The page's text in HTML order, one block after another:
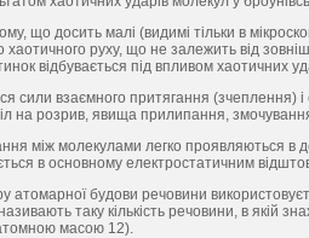
що досить малі (видимі тільки в
руху, що не залежить від
відбувається під впливом хаотичних
взаємного притягання (зчеплення)
на розрив, явища прилипання,
між молекулами легко проявляються в
в основному електростатичним
атомарної будови речовини
таку кількість речовини, в якій
масою 12).